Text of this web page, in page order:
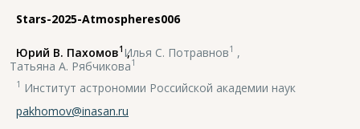
Stars-2025-Atmospheres006
Юрий В. Пахомов1 ,
Илья С. Потравнов1 ,
Татьяна А. Рябчикова1
1 Институт астрономии Российской академии наук
pakhomov@inasan.ru